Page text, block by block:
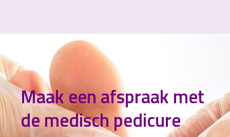
Maak een afspraak met
de medisch pedicure